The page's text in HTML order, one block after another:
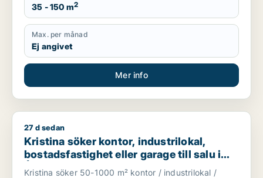
35 - 150 m2
Max. per månad
Ej angivet
Mer info
Kristina söker kontor, industrilokal, bostadsfastighet eller
27 d sedan
Kristina söker kontor, industrilokal,
bostadsfastighet eller garage till salu i
Åtvidaberg, Linköping eller Motala m.fl.
Kristina söker 50-1000 m² kontor / industrilokal /